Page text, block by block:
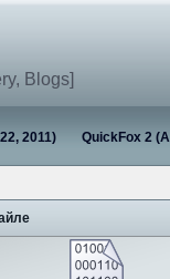
Blogs]
2011) QuickFox 2